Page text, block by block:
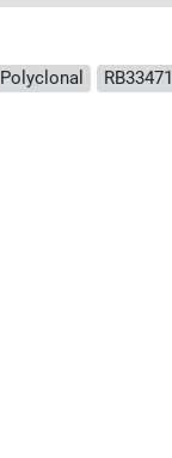
Polyclonal RB33471